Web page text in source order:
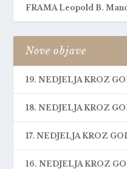
FRAMA Leopold B.
Nove objave
19. NEDJELJA KROZ
18. NEDJELJA KROZ
17. NEDJELJA KROZ
16. NEDJELJA KROZ